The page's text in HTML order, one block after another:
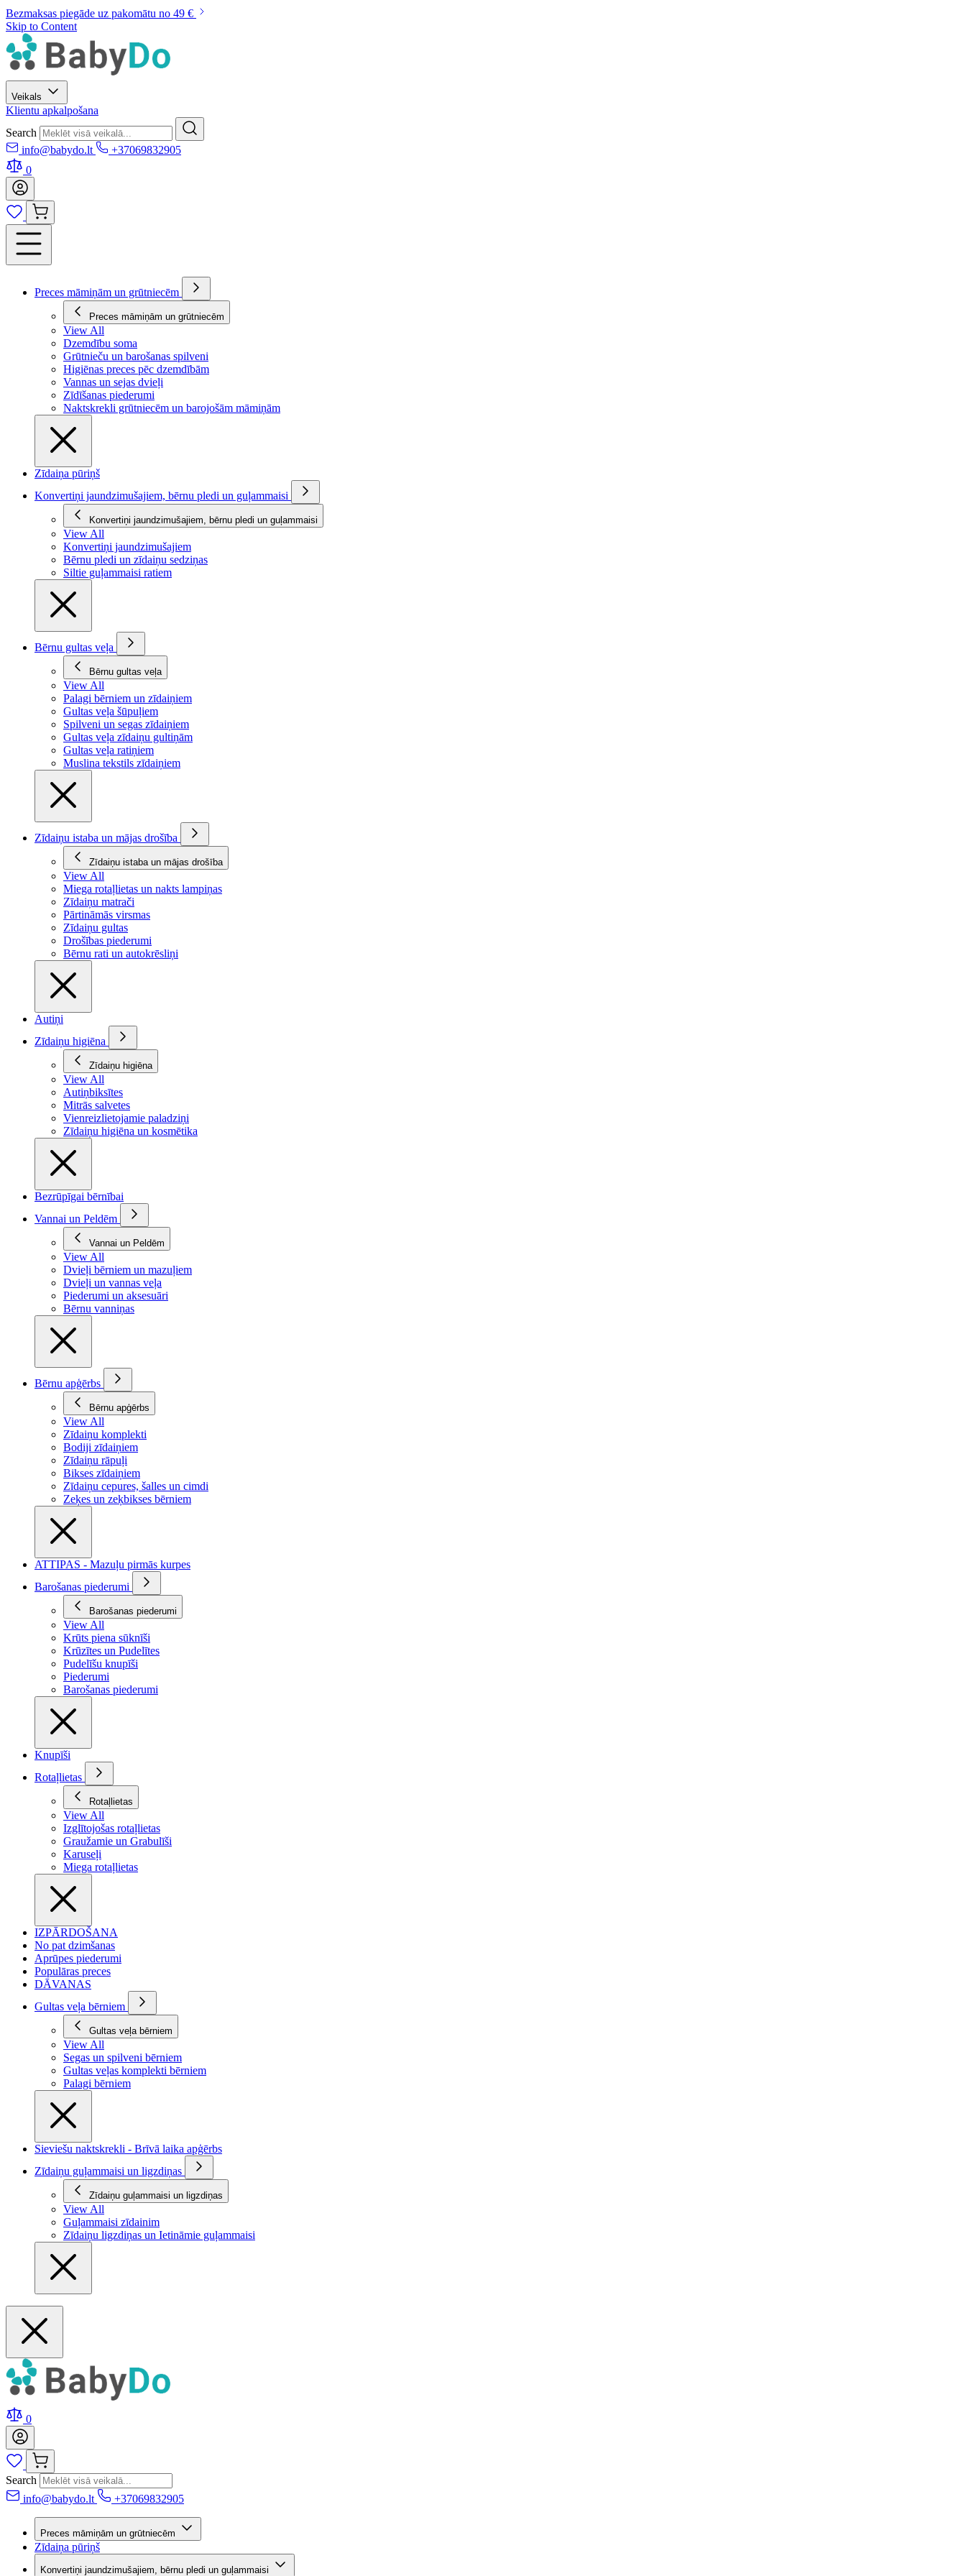
Bezmaksas piegāde uz pakomātu no 49 €
Skip to Content
Veikals
Klientu apkalpošana
Search
info@babydo.lt
+37069832905
0
Preces māmiņām un grūtniecēm
Preces māmiņām un grūtniecēm
View All
Dzemdību soma
Grūtnieču un barošanas spilveni
Higiēnas preces pēc dzemdībām
Vannas un sejas dvieļi
Zīdīšanas piederumi
Naktskrekli grūtniecēm un barojošām māmiņām
Zīdaiņa pūriņš
Konvertiņi jaundzimušajiem, bērnu pledi un guļammaisi
Konvertiņi jaundzimušajiem, bērnu pledi un guļammaisi
View All
Konvertiņi jaundzimušajiem
Bērnu pledi un zīdaiņu sedziņas
Siltie guļammaisi ratiem
Bērnu gultas veļa
Bērnu gultas veļa
View All
Palagi bērniem un zīdaiņiem
Gultas veļa šūpuļiem
Spilveni un segas zīdaiņiem
Gultas veļa zīdaiņu gultiņām
Gultas veļa ratiņiem
Muslina tekstils zīdaiņiem
Zīdaiņu istaba un mājas drošība
Zīdaiņu istaba un mājas drošība
View All
Miega rotaļlietas un nakts lampiņas
Zīdaiņu matrači
Pārtināmās virsmas
Zīdaiņu gultas
Drošības piederumi
Bērnu rati un autokrēsliņi
Autiņi
Zīdaiņu higiēna
Zīdaiņu higiēna
View All
Autiņbiksītes
Mitrās salvetes
Vienreizlietojamie paladziņi
Zīdaiņu higiēna un kosmētika
Bezrūpīgai bērnībai
Vannai un Peldēm
Vannai un Peldēm
View All
Dvieļi bērniem un mazuļiem
Dvieļi un vannas veļa
Piederumi un aksesuāri
Bērnu vanniņas
Bērnu apģērbs
Bērnu apģērbs
View All
Zīdaiņu komplekti
Bodiji zīdaiņiem
Zīdaiņu rāpuļi
Bikses zīdaiņiem
Zīdaiņu cepures, šalles un cimdi
Zeķes un zeķbikses bērniem
ATTIPAS - Mazuļu pirmās kurpes
Barošanas piederumi
Barošanas piederumi
View All
Krūts piena sūknīši
Krūzītes un Pudelītes
Pudelīšu knupīši
Piederumi
Barošanas piederumi
Knupīši
Rotaļlietas
Rotaļlietas
View All
Izglītojošas rotaļlietas
Graužamie un Grabulīši
Karuseļi
Miega rotaļlietas
IZPĀRDOŠANA
No pat dzimšanas
Aprūpes piederumi
Populāras preces
DĀVANAS
Gultas veļa bērniem
Gultas veļa bērniem
View All
Segas un spilveni bērniem
Gultas veļas komplekti bērniem
Palagi bērniem
Sieviešu naktskrekli - Brīvā laika apģērbs
Zīdaiņu guļammaisi un ligzdiņas
Zīdaiņu guļammaisi un ligzdiņas
View All
Guļammaisi zīdainim
Zīdaiņu ligzdiņas un Ietināmie guļammaisi
0
Search
info@babydo.lt
+37069832905
Preces māmiņām un grūtniecēm
Zīdaiņa pūriņš
Konvertiņi jaundzimušajiem, bērnu pledi un guļammaisi